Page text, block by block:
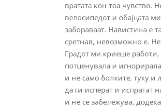
вратата кон тоа чувство.
велосипедот и обајцата
забораваат. Навистина е
сретнав, невозможно е.
Градот ми криеше
потценувала и
и не само болките, туку и
да ги исперат и испратат
и не се забележува,